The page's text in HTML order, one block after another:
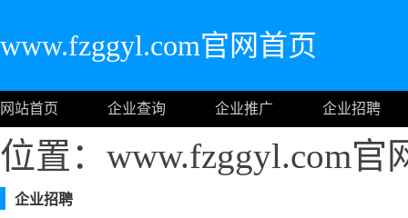
www.fzggyl.com官网首页
网站首页 企业查询 企业推广 企业招聘
位置：www.fzggyl.com官
企业招聘